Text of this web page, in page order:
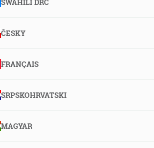
SWAHILI DRC
ČESKY
FRANÇAIS
SRPSKOHRVATSKI
MAGYAR